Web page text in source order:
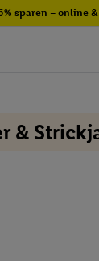
sparen – online
&